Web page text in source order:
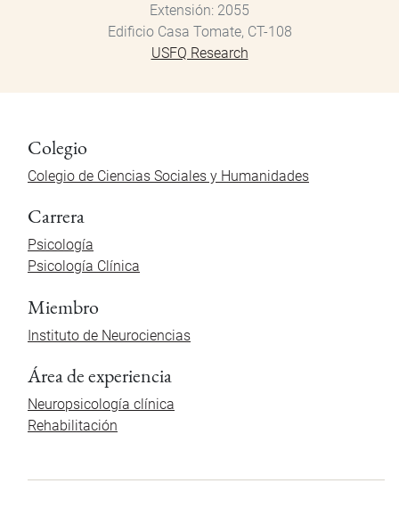
Extensión 2055
Edificio Casa Tomate, CT-108
USFQ Research
Colegio
Colegio de Ciencias Sociales y Humanidades
Carrera
Psicología
Psicología Clínica
Miembro
Instituto de Neurociencias
Área de experiencia
Neuropsicología clínica
Rehabilitación